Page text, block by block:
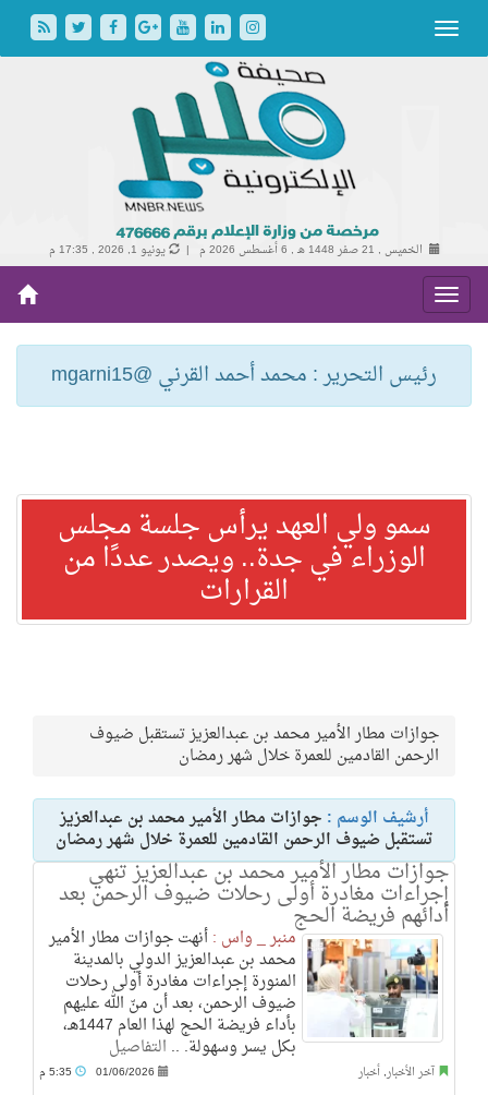
الخميس , 21 صفر 1448 هـ , 6 أغسطس 2026 م | يونيو 1, 2026 , 17:35 م
رئيس التحرير : محمد أحمد القرني @mgarni15
سمو ولي العهد يرأس جلسة مجلس
الوزراء في جدة.. ويصدر عددًا من
القرارات
جوازات مطار الأمير محمد بن عبدالعزيز تستقبل ضيوف
الرحمن القادمين للعمرة خلال شهر رمضان
أرشيف الوسم : جوازات مطار الأمير محمد بن عبدالعزيز
تستقبل ضيوف الرحمن القادمين للعمرة خلال شهر رمضان
جوازات مطار الأمير محمد بن عبدالعزيز تنهي
إجراءات مغادرة أولى رحلات ضيوف الرحمن بعد
أدائهم فريضة الحج
منبر _ واس :أنهت جوازات مطار الأمير
محمد بن عبدالعزيز الدولي بالمدينة
المنورة إجراءات مغادرة أولى رحلات
ضيوف الرحمن، بعد أن منّ الله عليهم
بأداء فريضة الحج لهذا العام 1447هـ،
بكل يسر وسهولة. .. التفاصيل
آخر الأخبار, أخبار 01/06/2026